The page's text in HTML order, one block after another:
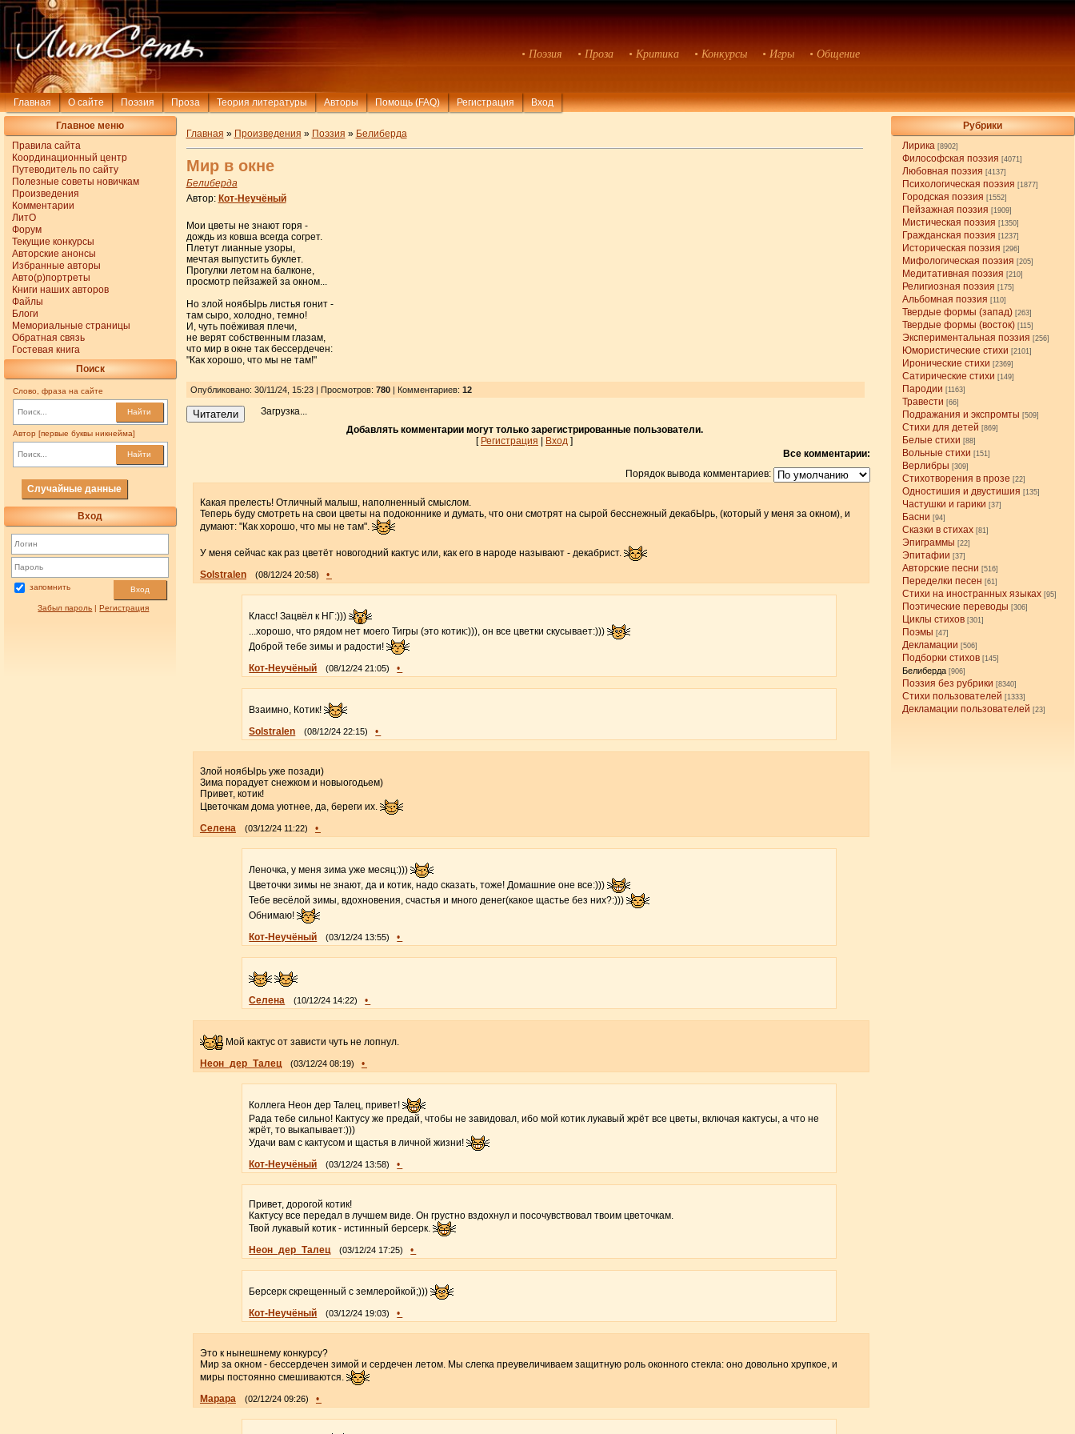
• Поэзия • Проза • Критика • Конкурсы • Игры • Общение
Главная О сайте Поэзия Проза Теория литературы Авторы Помощь (FAQ) Регистрация Вход
Главное меню
Правила сайта
Координационный центр
Путеводитель по сайту
Полезные советы новичкам
Произведения
Комментарии
ЛитО
Форум
Текущие конкурсы
Авторские анонсы
Избранные авторы
Авто(р)портреты
Книги наших авторов
Файлы
Блоги
Мемориальные страницы
Обратная связь
Гостевая книга
Поиск
Слово, фраза на сайте
Найти
Автор [первые буквы никнейма]
Найти
Случайные данные
Вход
запомнить Вход
Забыл пароль |Регистрация
Рубрики
Лирика [8902]
Философская поэзия [4071]
Любовная поэзия [4137]
Психологическая поэзия [1877]
Городская поэзия [1552]
Пейзажная поэзия [1909]
Мистическая поэзия [1350]
Гражданская поэзия [1237]
Историческая поэзия [296]
Мифологическая поэзия [205]
Медитативная поэзия [210]
Религиозная поэзия [175]
Альбомная поэзия [110]
Твердые формы (запад) [263]
Твердые формы (восток) [115]
Экспериментальная поэзия [256]
Юмористические стихи [2101]
Иронические стихи [2369]
Сатирические стихи [149]
Пародии [1163]
Травести [66]
Подражания и экспромты [509]
Стихи для детей [869]
Белые стихи [88]
Вольные стихи [151]
Верлибры [309]
Стихотворения в прозе [22]
Одностишия и двустишия [135]
Частушки и гарики [37]
Басни [94]
Сказки в стихах [81]
Эпиграммы [22]
Эпитафии [37]
Авторские песни [516]
Переделки песен [61]
Стихи на иностранных языках [95]
Поэтические переводы [306]
Циклы стихов [301]
Поэмы [47]
Декламации [506]
Подборки стихов [145]
Белиберда [906]
Поэзия без рубрики [8340]
Стихи пользователей [1333]
Декламации пользователей [23]
Главная » Произведения » Поэзия » Белиберда
Мир в окне
Белиберда
Автор: Кот-Неучёный
Мои цветы не знают горя -
дождь из ковша всегда согрет.
Плетут лианные узоры,
мечтая выпустить буклет.
Прогулки летом на балконе,
просмотр пейзажей за окном...
Но злой ноябЫрь листья гонит -
там сыро, холодно, темно!
И, чуть поёживая плечи,
не верят собственным глазам,
что мир в окне так бессердечен:
"Как хорошо, что мы не там!"
Опубликовано: 30/11/24, 15:23 | Просмотров: 780| Комментариев: 12
Читатели
Загрузка...
Добавлять комментарии могут только зарегистрированные пользователи.
[ Регистрация | Вход ]
Все комментарии:
Порядок вывода комментариев:
Какая прелесть! Отличный малыш, наполненный смыслом.
Теперь буду смотреть на свои цветы на подоконнике и думать, что они смотрят на сырой бесснежный декабЫрь, (который у меня за окном), и
думают: "Как хорошо, что мы не там".
У меня сейчас как раз цветёт новогодний кактус или, как его в народе называют - декабрист.
Solstralen
(08/12/24 20:58) •
Класс! Зацвёл к НГ:)))
...хорошо, что рядом нет моего Тигры (это котик:))), он все цветки скусывает:)))
Доброй тебе зимы и радости!
Кот-Неучёный
(08/12/24 21:05) •
Взаимно, Котик!
Solstralen
(08/12/24 22:15) •
Злой ноябЫрь уже позади)
Зима порадует снежком и новыогодьем)
Привет, котик!
Цветочкам дома уютнее, да, береги их.
Селена
(03/12/24 11:22) •
Леночка, у меня зима уже месяц:)))
Цветочки зимы не знают, да и котик, надо сказать, тоже! Домашние оне все:)))
Тебе весёлой зимы, вдохновения, счастья и много денег(какое щастье без них?:)))
Обнимаю!
Кот-Неучёный
(03/12/24 13:55) •
Селена (10/12/24 14:22) •
Мой кактус от зависти чуть не лопнул.
Неон_дер_Талец
(03/12/24 08:19) •
Коллега Неон дер Талец, привет!
Рада тебе сильно! Кактусу же предай, чтобы не завидовал, ибо мой котик лукавый жрёт все цветы, включая кактусы, а что не
жрёт, то выкапывает:)))
Удачи вам с кактусом и щастья в личной жизни!
Кот-Неучёный
(03/12/24 13:58) •
Привет, дорогой котик!
Кактусу все передал в лучшем виде. Он грустно вздохнул и посочувствовал твоим цветочкам.
Твой лукавый котик - истинный берсерк.
Неон_дер_Талец
(03/12/24 17:25) •
Берсерк скрещенный с землеройкой;)))
Кот-Неучёный
(03/12/24 19:03) •
Это к нынешнему конкурсу?
Мир за окном - бессердечен зимой и сердечен летом. Мы слегка преувеличиваем защитную роль оконного стекла: оно довольно хрупкое, и
миры постоянно смешиваются.
Марара
(02/12/24 09:26) •